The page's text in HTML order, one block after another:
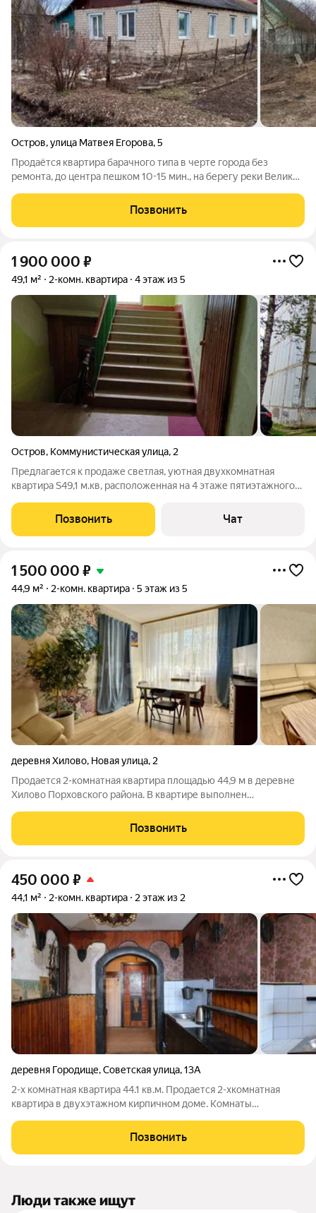
Остров,улица Матвея Егорова,5
Продаётся квартира барачного типа в черте города без
ремонта, до центра пешком 10-15 мин., на берегу реки Великой
нет оживленного движения, но при этом имеется
круглогодичный подъезд к
Позвонить
1 900 000 ₽
49,1 м² 2-комн. квартира 4 этаж из 5
Остров, Коммунистическая улица, 2
Предлагается к продаже светлая, уютная двухкомнатная
квартира S49,1 м.кв, расположенная на 4 этаже пятиэтажного
(11,5+16,5) м.кв., изолированы, кухня 7,2 м.кв. с встроенной
мебелью, два балкона с
Позвонить Чат
1 500 000 ₽
44,9 м² 2-комн. квартира 5 этаж из 5
деревня Хилово, Новая улица, 2
Продается 2-комнатная квартира площадью 44,9 м в деревне
Хилово Порховского района. В квартире выполнен
канализации и электрики.Одним из главных преимуществ
является наличие центрального горячего
Позвонить
450 000 ₽
44,1 м² 2-комн. квартира 2 этаж из 2
деревня Городище,Советская улица,13А
2-х комнатная квартира 44.1 кв.м. Продается 2-хкомнатная
квартира в двухэтажном кирпичном доме. Комнаты
на балкон. Квартира подготовлена к ремонту. Кухня
просторная, окна выходят во двор и на
Позвонить
Люди также ищут